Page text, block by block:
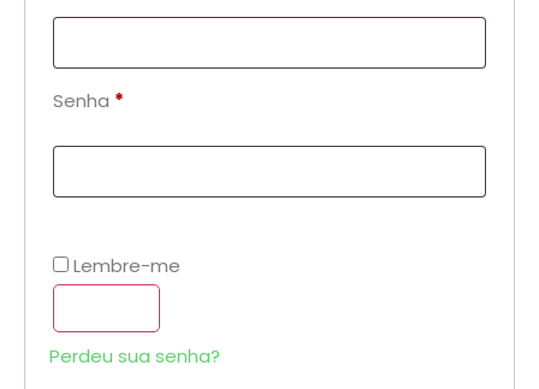
Senha *
Lembre-me
Perdeu sua senha?